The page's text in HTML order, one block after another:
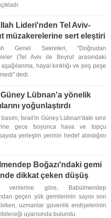
Lideri'nden Tel Aviv-
müzakerelerine sert eleştiri
Genel Sekreteri, "Doğrudan
(Tel Aviv ile Beyrut arasındaki
hayal kırıklığı ve peş peşe
dedi.
Güney Lübnan'a yönelik
yoğunlaştırdı
İsrail'in Güney Lübnan'daki sınır
gece boyunca hava ve topçu
yerleşim yerinin hedef alındığını
Boğazı'ndaki gemi
dikkat çeken düşüş
verilerine göre, Babülmendep
geçen yük gemilerinin sayısı son
uzmanlar güvenlik endişelerinin
uyarısında bulundu.